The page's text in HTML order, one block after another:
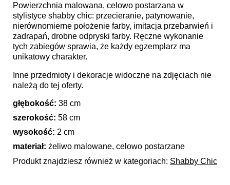
Powierzchnia malowana, celowo postarzana w
stylistyce shabby chic: przecieranie, patynowanie,
nierównomierne położenie farby, imitacja przebarwień i
zadrapań, drobne odpryski farby. Ręczne wykonanie
tych zabiegów sprawia, że każdy egzemplarz ma
unikatowy charakter.
Inne przedmioty i dekoracje widoczne na zdjęciach nie
należą do tej oferty.
głębokość: 38 cm
szerokość: 58 cm
wysokość: 2 cm
materiał: żeliwo malowane, celowo postarzane
Produkt znajdziesz również w kategoriach: Shabby Chic